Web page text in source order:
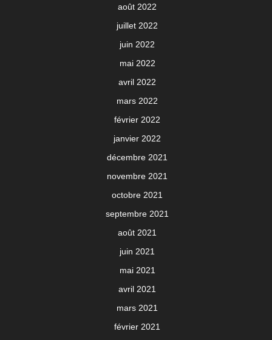
août 2022
juillet 2022
juin 2022
mai 2022
avril 2022
mars 2022
février 2022
janvier 2022
décembre 2021
novembre 2021
octobre 2021
septembre 2021
août 2021
juin 2021
mai 2021
avril 2021
mars 2021
février 2021